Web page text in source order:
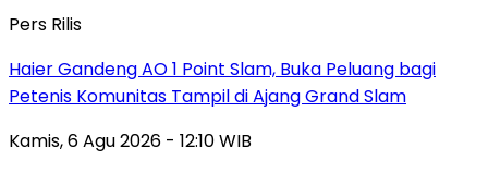
Pers Rilis
Haier Gandeng AO 1 Point Slam, Buka Peluang bagi
Petenis Komunitas Tampil di Ajang Grand Slam
Kamis, 6 Agu 2026 - 12:10 WIB